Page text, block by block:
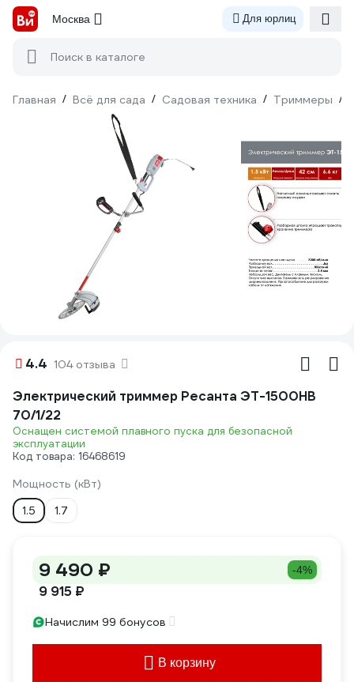
Москва Для юрлиц
Поиск в каталоге
Главная / Всё для сада / Садовая техника / Триммеры /
4.4 104 отзыва
Электрический триммер Ресанта ЭТ-1500НВ
70/1/22
Оснащен системой плавного пуска для безопасной
эксплуатации
Код товара: 16468619
Мощность (кВт)
1.5
1.7
9 490 ₽ -4%
9 915 ₽
Начислим 99 бонусов
В корзину